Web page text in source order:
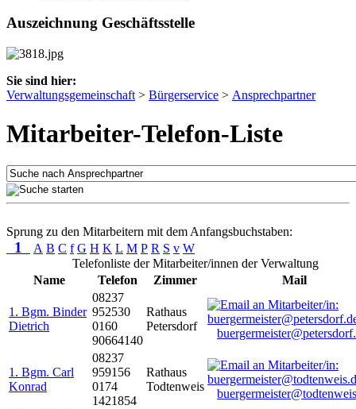
Auszeichnung Geschäftsstelle
Sie sind hier:
Verwaltungsgemeinschaft > Bürgerservice > Ansprechpartner
Mitarbeiter-Telefon-Liste
Sprung zu den Mitarbeitern mit dem Anfangsbuchstaben:
1 A B C f G H K L M P R S v W
Telefonliste der Mitarbeiter/innen der Verwaltung
Name
Telefon Zimmer Mail
1. Bgm. Binder
Dietrich
08237
952530
0160
90664140
Rathaus
Petersdorf
1. Bgm. Carl
Konrad
08237
959156
0174
1421854
Rathaus
Todtenweis